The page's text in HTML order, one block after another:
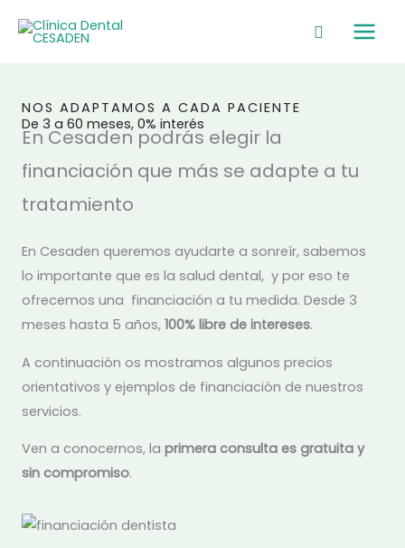
Main
NOS ADAPTAMOS A CADA PACIENTE
De 3 a 60 meses, 0% interés
En Cesaden podrás elegir la
financiación que más se adapte a tu
tratamiento
En Cesaden queremos ayudarte a sonreír, sabemos
lo importante que es la salud dental, y por eso te
ofrecemos una financiación a tu medida. Desde 3
meses hasta 5 años, 100% libre de intereses.
A continuación os mostramos algunos precios
orientativos y ejemplos de financiación de nuestros
servicios.
Ven a conocernos, la primera consulta es gratuita y
sin compromiso.